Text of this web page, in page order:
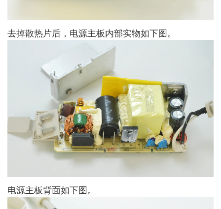
去掉散热片后，电源主板内部实物如下图。
电源主板背面如下图。